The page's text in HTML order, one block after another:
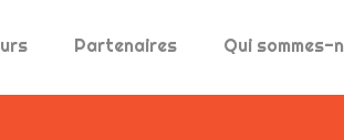
Partenaires Qui sommes-